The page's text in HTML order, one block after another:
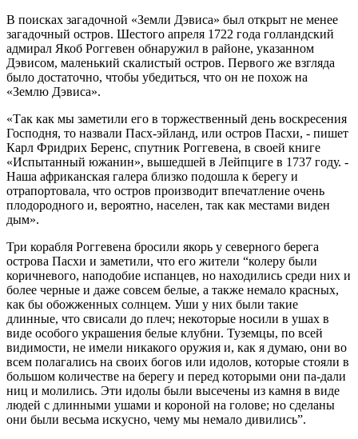
В поисках загадочной «Земли Дэвиса» был открыт не менее
загадочный остров. Шестого апреля 1722 года голландский
адмирал Якоб Роггевен обнаружил в районе, указанном
Дэвисом, маленький скалистый остров. Первого же взгляда
было достаточно, чтобы убедиться, что он не похож на
«Землю Дэвиса».
«Так как мы заметили его в торжественный день воскресения
Господня, то назвали Пасх-эйланд, или остров Пасхи, - пишет
Карл Фридрих Беренс, спутник Роггевена, в своей книге
«Испытанный южанин», вышедшей в Лейпциге в 1737 году. -
Наша африканская галера близко подошла к берегу и
отрапортовала, что остров производит впечатление очень
плодородного и, вероятно, населен, так как местами виден
дым».
Три корабля Роггевена бросили якорь у северного берега
острова Пасхи и заметили, что его жители “колеру были
коричневого, наподобие испанцев, но находились среди них и
более черные и даже совсем белые, а также немало красных,
как бы обожженных солнцем. Уши у них были такие
длинные, что свисали до плеч; некоторые носили в ушах в
виде особого украшения белые клубни. Туземцы, по всей
видимости, не имели никакого оружия и, как я думаю, они во
всем полагались на своих богов или идолов, которые стояли в
большом количестве на берегу и перед которыми они па-дали
ниц и молились. Эти идолы были высечены из камня в виде
людей с длинными ушами и короной на голове; но сделаны
они были весьма искусно, чему мы немало дивились”.